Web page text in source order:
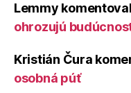
Lemmy komentoval
ohrozujú
Kristián Čura
osobná púť